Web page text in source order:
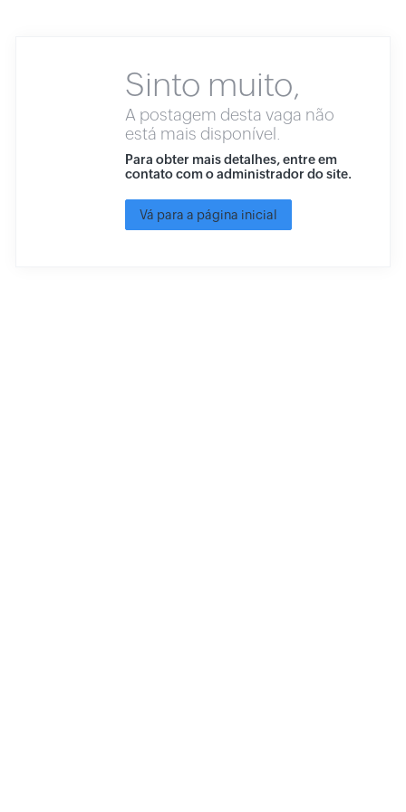
Sinto muito,
A postagem desta vaga não
está mais disponível.
Para obter mais detalhes, entre em
contato com o administrador do site.
Vá para a página inicial